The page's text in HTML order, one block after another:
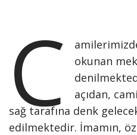
C
okunan
açıdan,
sağ tarafına denk
edilmektedir. İmamın,